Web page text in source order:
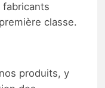
classe.
produits, y